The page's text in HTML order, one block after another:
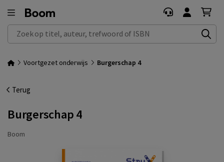
Zoek op titel, auteur, trefwoord of ISBN
Voortgezet onderwijs Burgerschap 4
Terug
Burgerschap 4
Boom